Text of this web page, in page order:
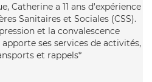
Catherine a 11 ans d'expérience
Sanitaires et Sociales (CSS).
et la convalescence
ses services de activités,
et rappels*